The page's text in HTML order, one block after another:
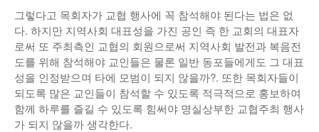
그렇다고 목회자가 교협 행사에 꼭 참석해야 된다는 법은 없
다. 하지만 지역사회 대표성을 가진 공인 즉 한 교회의 대표자
로써 또 주최측인 교협의 회원으로써 지역사회 발전과 복음전
도를 위해 참석해야 교인들은 물론 일반 동포들에게도 그 대표
성을 인정받으며 타에 모범이 되지 않을까?. 또한 목회자들이
되도록 많은 교인들이 참석할 수 있도록 적극적으로 홍보하여
함께 하루를 즐길 수 있도록 힘써야 명실상부한 교협주최 행사
가 되지 않을까 생각한다.